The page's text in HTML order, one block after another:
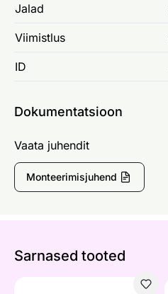
Jalad
Viimistlus
ID
Dokumentatsioon
Vaata juhendit
Monteerimisjuhend
Sarnased tooted